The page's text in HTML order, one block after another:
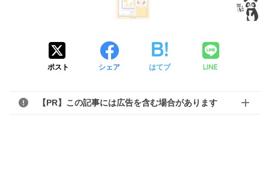
ポスト シェア はてブ LINE
【PR】この記事には広告を含む場合があります